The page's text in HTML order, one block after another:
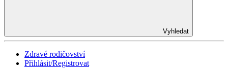
Vyhledat
Zdravé rodičovství
Přihlásit/Registrovat